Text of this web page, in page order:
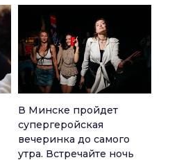
В Минске пройдет
супергеройская
вечеринка до самого
утра. Встречайте ночь